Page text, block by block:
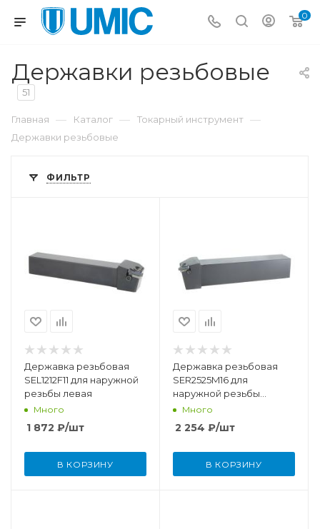
0
Державки резьбовые
51
Главная — Каталог — Токарный инструмент —
Державки резьбовые
ФИЛЬТР
Державка резьбовая
SEL1212F11 для наружной
резьбы левая
Много
1 872 ₽/шт
В КОРЗИНУ
Державка резьбовая
SER2525M16 для
наружной резьбы
правая
Много
2 254 ₽/шт
В КОРЗИНУ